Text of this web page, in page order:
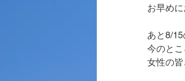
お早めに
あと8/15
今のと
女性の皆